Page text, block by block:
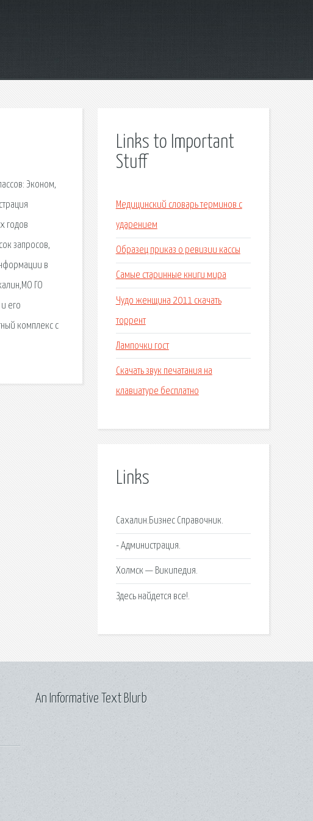
Эконом,
годов
запросов,
в
ГО
его
комплекс с
Links to Important
Stuff
Медицинский словарь терминов с
ударением
Образец приказ о ревизии кассы
Самые старинные книги мира
Чудо женщина 2011 скачать
торрент
Лампочки гост
Скачать звук печатания на
клавиатуре бесплатно
Links
Сахалин.Бизнес Справочник.
- Администрация.
Холмск — Википедия.
Здесь найдется все!.
An Informative Text Blurb